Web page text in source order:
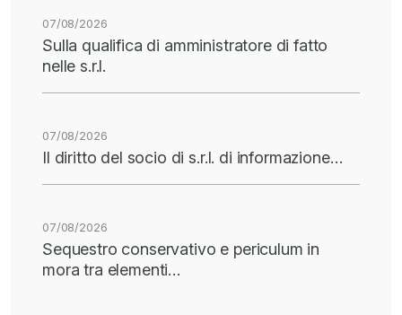
07/08/2026
Sulla qualifica di amministratore di fatto
nelle s.r.l.
07/08/2026
Il diritto del socio di s.r.l. di informazione…
07/08/2026
Sequestro conservativo e periculum in
mora tra elementi…